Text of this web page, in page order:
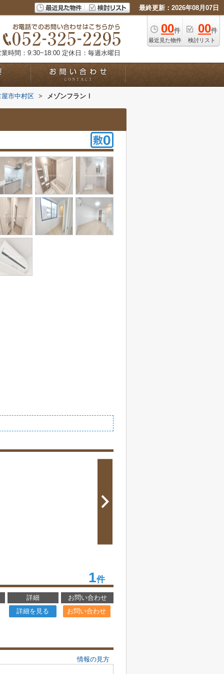
最終更新：2026年08月07日
00件
最近見た物件
00件
検討リスト
業時間：9:30~18:00 定休日：毎週水曜日
屋市中村区 > メゾンフランⅠ
1件
詳細
お問い合わせ
詳細を見る お問い合わせ
情報の見方